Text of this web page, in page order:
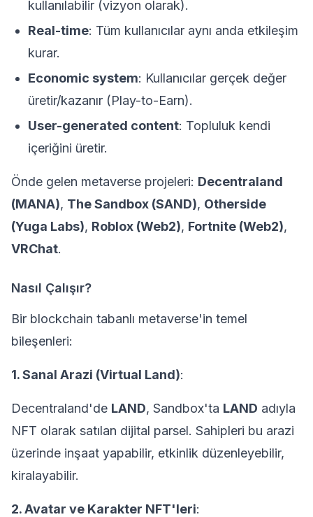
kullanılabilir (vizyon olarak).
Real-time: Tüm kullanıcılar aynı anda etkileşim
kurar.
Economic system: Kullanıcılar gerçek değer
üretir/kazanır (Play-to-Earn).
User-generated content: Topluluk kendi
içeriğini üretir.
Önde gelen metaverse projeleri: Decentraland
(MANA), The Sandbox (SAND), Otherside
(Yuga Labs), Roblox (Web2), Fortnite (Web2),
VRChat.
Nasıl Çalışır?
Bir blockchain tabanlı metaverse'in temel
bileşenleri:
1. Sanal Arazi (Virtual Land):
Decentraland'de LAND, Sandbox'ta LAND adıyla
NFT olarak satılan dijital parsel. Sahipleri bu arazi
üzerinde inşaat yapabilir, etkinlik düzenleyebilir,
kiralayabilir.
2. Avatar ve Karakter NFT'leri: